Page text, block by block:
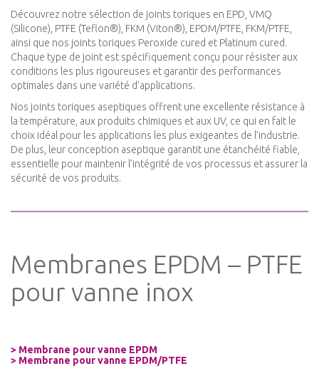
Découvrez notre sélection de joints toriques en EPD, VMQ
(Silicone), PTFE (Teflon®), FKM (Viton®), EPDM/PTFE, FKM/PTFE,
ainsi que nos joints toriques Peroxide cured et Platinum cured.
Chaque type de joint est spécifiquement conçu pour résister aux
conditions les plus rigoureuses et garantir des performances
optimales dans une variété d’applications.
Nos joints toriques aseptiques offrent une excellente résistance à
la température, aux produits chimiques et aux UV, ce qui en fait le
choix idéal pour les applications les plus exigeantes de l’industrie.
De plus, leur conception aseptique garantit une étanchéité fiable,
essentielle pour maintenir l’intégrité de vos processus et assurer la
sécurité de vos produits.
Membranes EPDM – PTFE
pour vanne inox
> Membrane pour vanne EPDM
> Membrane pour vanne EPDM/PTFE